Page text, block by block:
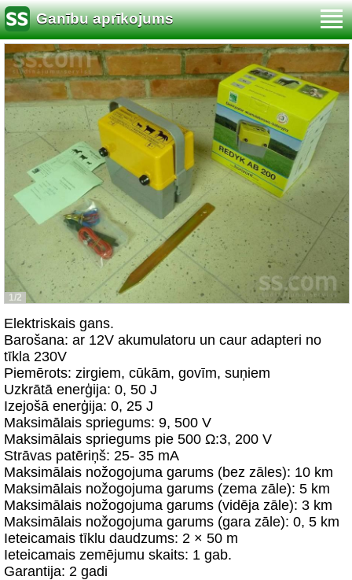
Ganību aprīkojums
1/2
Elektriskais gans.
Barošana: ar 12V akumulatoru un caur adapteri no
tīkla 230V
Piemērots: zirgiem, cūkām, govīm, suņiem
Uzkrātā enerģija: 0, 50 J
Izejošā enerģija: 0, 25 J
Maksimālais spriegums: 9, 500 V
Maksimālais spriegums pie 500 Ω:3, 200 V
Strāvas patēriņš: 25- 35 mA
Maksimālais nožogojuma garums (bez zāles): 10 km
Maksimālais nožogojuma garums (zema zāle): 5 km
Maksimālais nožogojuma garums (vidēja zāle): 3 km
Maksimālais nožogojuma garums (gara zāle): 0, 5 km
Ieteicamais tīklu daudzums: 2 × 50 m
Ieteicamais zemējumu skaits: 1 gab.
Garantija: 2 gadi